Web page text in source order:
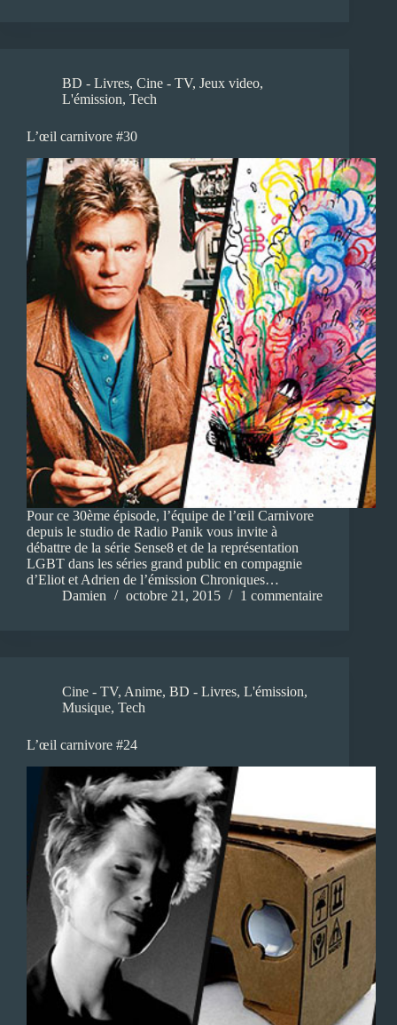
BD - Livres, Cine - TV, Jeux video,
L'émission, Tech
L’œil carnivore #30
Pour ce 30ème épisode, l’équipe de l’œil Carnivore
depuis le studio de Radio Panik vous invite à
débattre de la série Sense8 et de la représentation
LGBT dans les séries grand public en compagnie
d’Eliot et Adrien de l’émission Chroniques…
Damien
octobre 21, 2015 1 commentaire
Cine - TV, Anime, BD - Livres, L'émission,
Musique, Tech
L’œil carnivore #24